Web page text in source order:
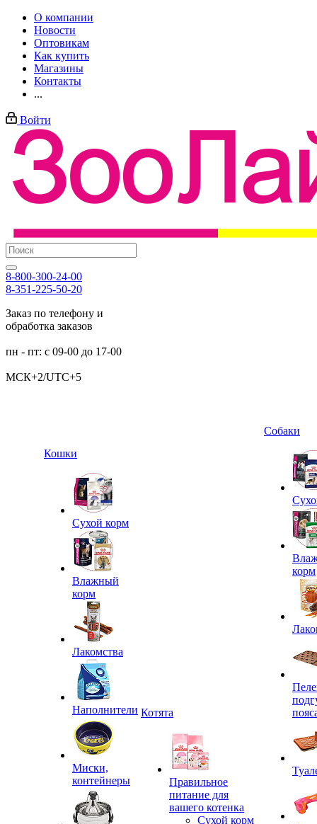
О компании
Новости
Оптовикам
Как купить
Магазины
Контакты
...
Войти
8-800-300-24-00
8-351-225-50-20
Заказ по телефону и
обработка заказов
пн - пт: с 09-00 до 17-00
МСК+2/UTC+5
Кошки
Сухой корм
Влажный
корм
Лакомства
Наполнители
Миски,
контейнеры
Котята
Правильное
питание для
вашего котенка
Сухой корм
Собаки
корм